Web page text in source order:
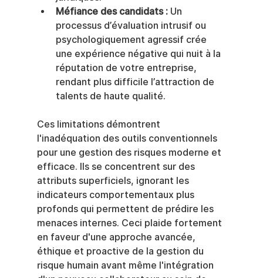
Méfiance des candidats : Un
processus d’évaluation intrusif ou
psychologiquement agressif crée
une expérience négative qui nuit à la
réputation de votre entreprise,
rendant plus difficile l’attraction de
talents de haute qualité.
Ces limitations démontrent
l'inadéquation des outils conventionnels
pour une gestion des risques moderne et
efficace. Ils se concentrent sur des
attributs superficiels, ignorant les
indicateurs comportementaux plus
profonds qui permettent de prédire les
menaces internes. Ceci plaide fortement
en faveur d'une approche avancée,
éthique et proactive de la gestion du
risque humain avant même l'intégration